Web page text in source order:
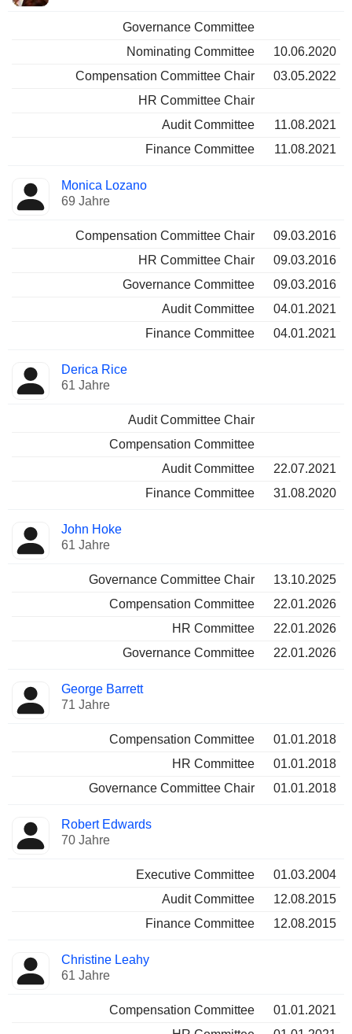
Governance Committee
Nominating Committee
10.06.2020
Compensation Committee Chair
03.05.2022
HR Committee Chair
Audit Committee
11.08.2021
Finance Committee
11.08.2021
Monica Lozano
69 Jahre
Compensation Committee Chair
09.03.2016
HR Committee Chair
09.03.2016
Governance Committee
09.03.2016
Audit Committee
04.01.2021
Finance Committee
04.01.2021
Derica Rice
61 Jahre
Audit Committee Chair
Compensation Committee
Audit Committee
22.07.2021
Finance Committee
31.08.2020
John Hoke
61 Jahre
Governance Committee Chair
13.10.2025
Compensation Committee
22.01.2026
HR Committee
22.01.2026
Governance Committee
22.01.2026
George Barrett
71 Jahre
Compensation Committee
01.01.2018
HR Committee
01.01.2018
Governance Committee Chair
01.01.2018
Robert Edwards
70 Jahre
Executive Committee
01.03.2004
Audit Committee
12.08.2015
Finance Committee
12.08.2015
Christine Leahy
61 Jahre
Compensation Committee
01.01.2021